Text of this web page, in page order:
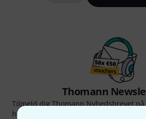
Thomann
Tilmeld dig Thomann Nyhedsbrevet
held kan du vinde en af